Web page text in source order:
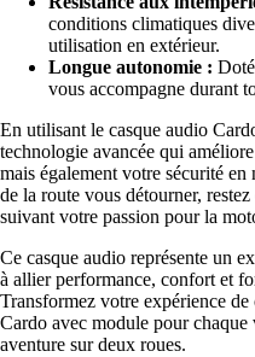
conditions climatiques
utilisation en extérieur.
Longue autonomie :
vous accompagne durant
En utilisant le casque audio
technologie avancée qui
mais également votre sécurité
de la route vous détourner,
suivant votre passion pour la
Ce casque audio représente un
à allier performance, confort et
Transformez votre expérience
Cardo avec module pour chaque
aventure sur deux roues.